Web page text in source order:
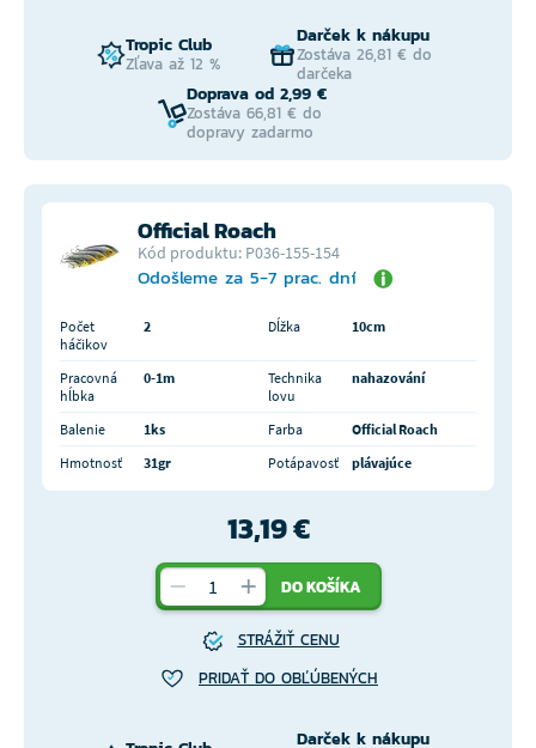
Tropic Club
Zľava až 12 %
Darček k nákupu
Zostáva 26,81 € do
darčeka
Doprava od 2,99 €
Zostáva 66,81 € do
dopravy zadarmo
Official Roach
Kód produktu: P036-155-154
Odošleme za 5-7 prac. dní
Počet
háčikov
2 Dĺžka 10cm
Pracovná
hĺbka
0-1m
Technika
lovu
nahazování
Balenie 1ks Farba
Official Roach
Hmotnosť
31gr Potápavosť plávajúce
13,19 €
DO KOŠÍKA
STRÁŽIŤ CENU
PRIDAŤ DO OBĽÚBENÝCH
Darček k nákupu